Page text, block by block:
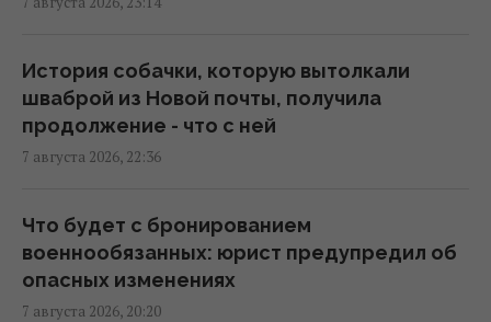
РФ поставила антидроновые сети на свои
субмарины, расположенные в тысячах
километров от Украины
20:35 пятница, 07 августа 2026
Киев будет значительно лучше
подготовлен к зиме, но фактор обстрелов
и возможностей ПВО никто не отменял, -
Пантелеев
История собачки, которую вытолкали
шваброй из Новой почты, получила
продолжение - что с ней
7 августа 2026, 22:36
Что будет с бронированием
военнообязанных: юрист предупредил об
опасных изменениях
7 августа 2026, 20:20